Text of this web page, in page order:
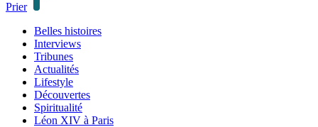
Prier
Belles histoires
Interviews
Tribunes
Actualités
Lifestyle
Découvertes
Spiritualité
Léon XIV à Paris